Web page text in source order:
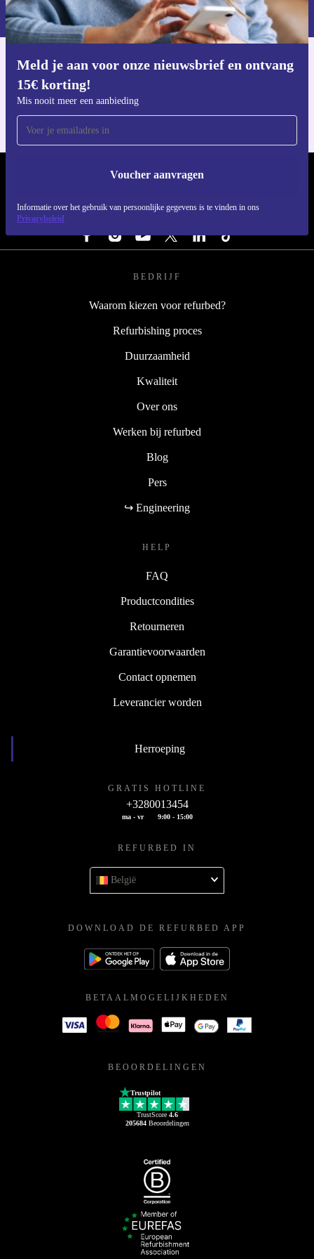
Hogedrukreiniger – refurbished door refurbed – kies je
voor kracht, gemak en duurzaamheid in één. Geniet van
een zorgeloze aankoop met minimaal 12 maanden
garantie en 30 dagen gratis retourneren. Maak het
verschil – voor jezelf én voor het milieu.
Meld je aan voor onze nieuwsbrief en ontvang
15€ korting!
Mis nooit meer een aanbieding
Voucher aanvragen
Informatie over het gebruik van persoonlijke gegevens is te vinden in ons
Privacybeleid
privacybeleid
Download de refurbed app
REFURBED NEDERLAND - RETHINK NEW.
VOLG ONS
BEDRIJF
Waarom kiezen voor refurbed?
Refurbishing proces
Duurzaamheid
Kwaliteit
Over ons
Werken bij refurbed
Blog
Pers
↪ Engineering
HELP
FAQ
Productcondities
Retourneren
Garantievoorwaarden
Contact opnemen
Leverancier worden
Herroeping
GRATIS HOTLINE
+3280013454
ma - vr 9:00 - 15:00
REFURBED IN
België
DOWNLOAD DE REFURBED APP
BETAALMOGELIJKHEDEN
BEOORDELINGEN
Trustpilot
TrustScore 4.6
205684Beoordelingen